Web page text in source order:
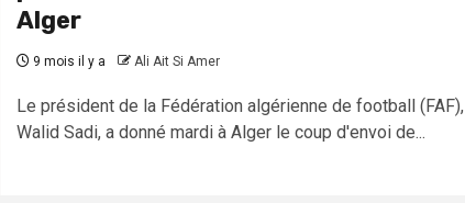
Alger
9 mois il y a Ali Ait Si Amer
Le président de la Fédération algérienne de football (FAF),
Walid Sadi, a donné mardi à Alger le coup d'envoi de...